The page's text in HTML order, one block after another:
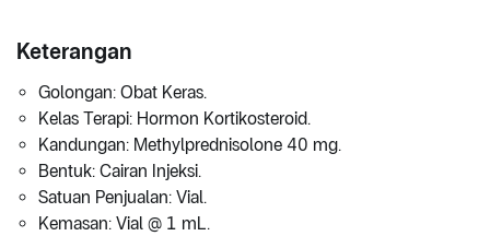
Keterangan
Golongan: Obat Keras.
Kelas Terapi: Hormon Kortikosteroid.
Kandungan: Methylprednisolone 40 mg.
Bentuk: Cairan Injeksi.
Satuan Penjualan: Vial.
Kemasan: Vial @ 1 mL.